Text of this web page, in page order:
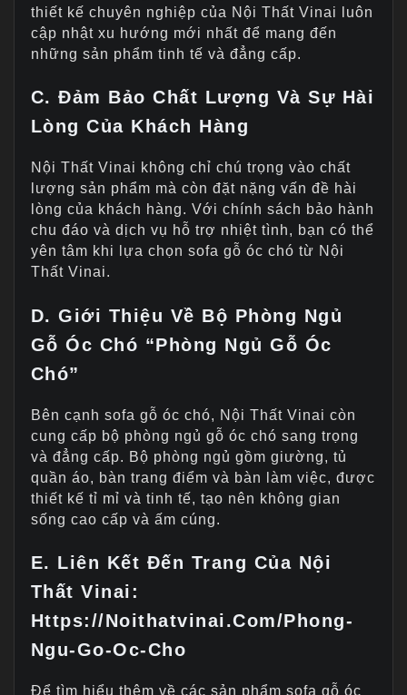
thiết kế chuyên nghiệp của Nội Thất Vinai luôn
cập nhật xu hướng mới nhất để mang đến
những sản phẩm tinh tế và đẳng cấp.
C. Đảm Bảo Chất Lượng Và Sự Hài
Lòng Của Khách Hàng
Nội Thất Vinai không chỉ chú trọng vào chất
lượng sản phẩm mà còn đặt nặng vấn đề hài
lòng của khách hàng. Với chính sách bảo hành
chu đáo và dịch vụ hỗ trợ nhiệt tình, bạn có thể
yên tâm khi lựa chọn sofa gỗ óc chó từ Nội
Thất Vinai.
D. Giới Thiệu Về Bộ Phòng Ngủ
Gỗ Óc Chó “Phòng Ngủ Gỗ Óc
Chó”
Bên cạnh sofa gỗ óc chó, Nội Thất Vinai còn
cung cấp bộ phòng ngủ gỗ óc chó sang trọng
và đẳng cấp. Bộ phòng ngủ gồm giường, tủ
quần áo, bàn trang điểm và bàn làm việc, được
thiết kế tỉ mỉ và tinh tế, tạo nên không gian
sống cao cấp và ấm cúng.
E. Liên Kết Đến Trang Của Nội
Thất Vinai:
Https://noithatvinai.com/phong-
Ngu-Go-Oc-Cho
Để tìm hiểu thêm về các sản phẩm sofa gỗ óc